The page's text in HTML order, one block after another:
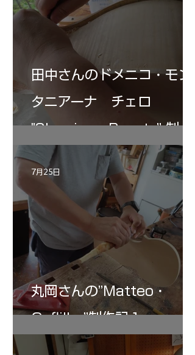
田中さんのドメニコ・モン
タニアーナ チェロ
"Sleeping・Beauty” 制作
記 30
丸岡さんの”Matteo・
Gofliller”制作記１
7月25日